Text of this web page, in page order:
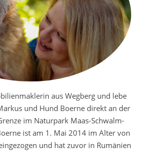
aus Wegberg und lebe
und Hund Boerne direkt an der
im Naturpark Maas-Schwalm-
ist am 1. Mai 2014 im Alter von
und hat zuvor in Rumänien